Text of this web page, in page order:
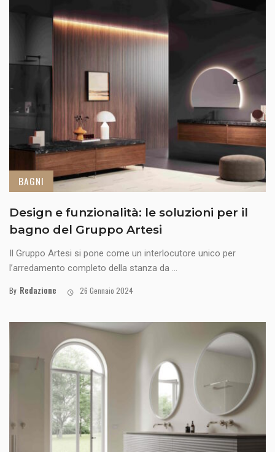
BAGNI
Design e funzionalità: le soluzioni per il
bagno del Gruppo Artesi
Il Gruppo Artesi si pone come un interlocutore unico per
l’arredamento completo della stanza da ...
By Redazione 26 Gennaio 2024